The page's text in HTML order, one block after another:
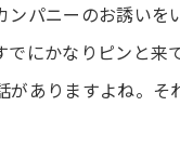
パニーのお誘いを
にかなりピンと来
ありますよね。